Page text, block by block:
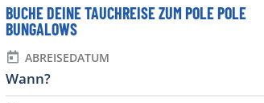
BUCHE DEINE TAUCHREISE ZUM POLE POLE
BUNGALOWS
ABREISEDATUM
Wann?